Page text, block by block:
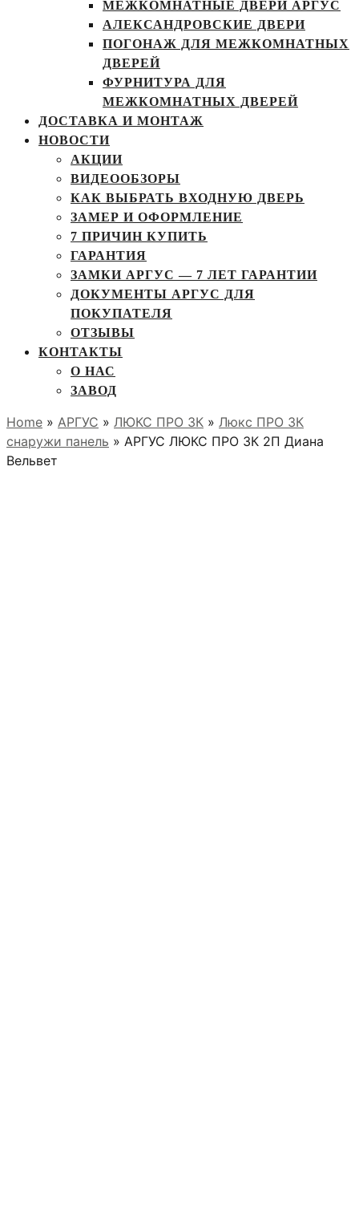
МЕЖКОМНАТНЫЕ ДВЕРИ АРГУС
АЛЕКСАНДРОВСКИЕ ДВЕРИ
ПОГОНАЖ ДЛЯ МЕЖКОМНАТНЫХ
ДВЕРЕЙ
ФУРНИТУРА ДЛЯ
МЕЖКОМНАТНЫХ ДВЕРЕЙ
ДОСТАВКА И МОНТАЖ
НОВОСТИ
АКЦИИ
ВИДЕООБЗОРЫ
КАК ВЫБРАТЬ ВХОДНУЮ ДВЕРЬ
ЗАМЕР И ОФОРМЛЕНИЕ
7 ПРИЧИН КУПИТЬ
ГАРАНТИЯ
ЗАМКИ АРГУС — 7 ЛЕТ ГАРАНТИИ
ДОКУМЕНТЫ АРГУС ДЛЯ
ПОКУПАТЕЛЯ
ОТЗЫВЫ
КОНТАКТЫ
О НАС
ЗАВОД
Home » АРГУС » ЛЮКС ПРО 3К » Люкс ПРО 3К
снаружи панель » АРГУС ЛЮКС ПРО 3К 2П Диана
Вельвет